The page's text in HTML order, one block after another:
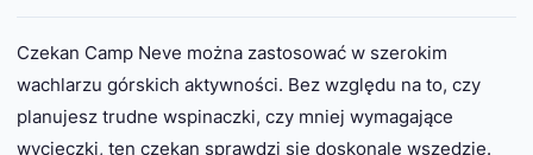
Czekan Camp Neve można zastosować w szerokim
wachlarzu górskich aktywności. Bez względu na to, czy
planujesz trudne wspinaczki, czy mniej wymagające
wycieczki, ten czekan sprawdzi się doskonale wszędzie.